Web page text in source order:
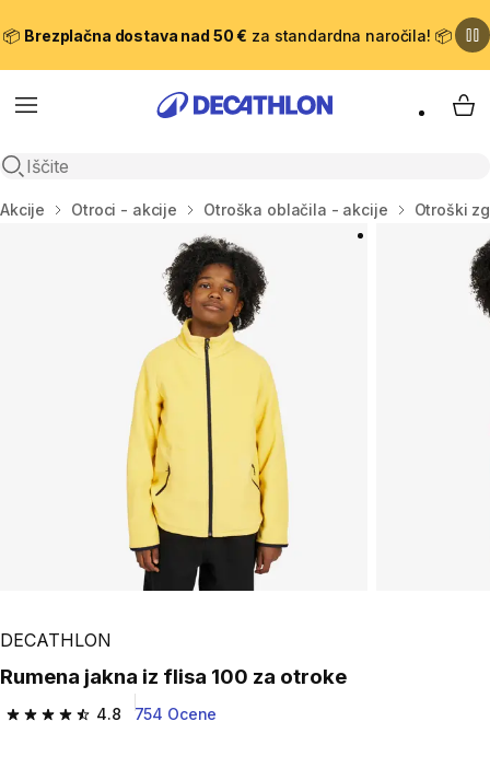
📦 Brezplačna dostava nad 50 € za standardna naročila! 📦
Meni
Odpri iskanje
Domov
Akcije Otroci - akcije Otroška oblačila - akcije Otroški
DECATHLON
Rumena jakna iz flisa 100 za otroke
4.8
4.8 od 5 zvezdic from 754 ocene
754 Ocene